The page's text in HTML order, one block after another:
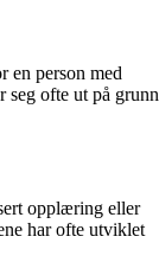
en person med
seg ofte ut på grunn
opplæring eller
har ofte utviklet